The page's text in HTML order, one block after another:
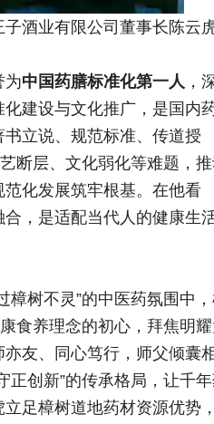
酒业有限公司董事长陈云
为中国药膳标准化第一人 ，
建设与文化推广，是国内
立说、规范标准、传道授
断层、文化弱化等难题，
化发展筑牢根基。在他看
，是适配当代人的健康生
樟树不灵”的中医药氛围中
食养理念的初心，拜焦明
友、同心笃行，师父倾囊相
正创新”的传承格局，让千
足樟树道地药材资源优势，